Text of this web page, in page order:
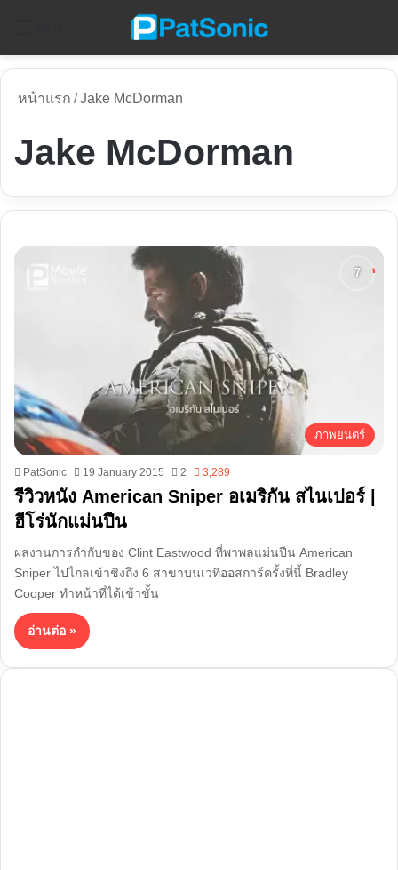
หน้าแรก /Jake McDorman
Jake McDorman
ภาพยนตร์
PatSonic 19 January 2015 2 3,289
รีวิวหนัง American Sniper อเมริกัน สไนเปอร์ |
ฮีโร่นักแม่นปืน
ผลงานการกำกับของ Clint Eastwood ที่พาพลแม่นปืน American
Sniper ไปไกลเข้าชิงถึง 6 สาขาบนเวทีออสการ์ครั้งที่นี้ Bradley
Cooper ทำหน้าที่ได้เข้าขั้น
อ่านต่อ »